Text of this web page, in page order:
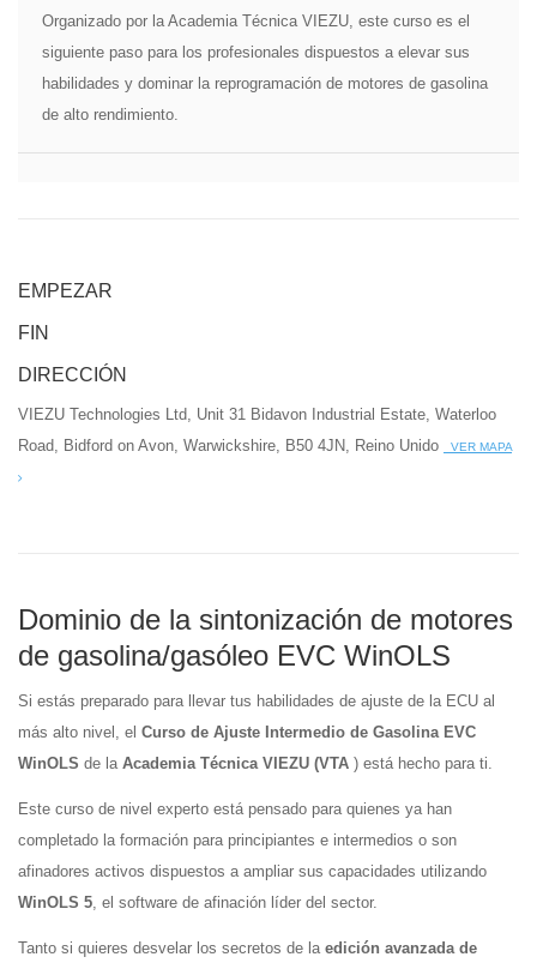
Organizado por la Academia Técnica VIEZU, este curso es el
siguiente paso para los profesionales dispuestos a elevar sus
habilidades y dominar la reprogramación de motores de gasolina
de alto rendimiento.
EMPEZAR
FIN
DIRECCIÓN
VIEZU Technologies Ltd, Unit 31 Bidavon Industrial Estate, Waterloo
Road, Bidford on Avon, Warwickshire, B50 4JN, Reino Unido
VER MAPA
Dominio de la sintonización de motores
de gasolina/gasóleo EVC WinOLS
Si estás preparado para llevar tus habilidades de ajuste de la ECU al
más alto nivel, el Curso de Ajuste Intermedio de Gasolina EVC
WinOLS de la Academia Técnica VIEZU (VTA ) está hecho para ti.
Este curso de nivel experto está pensado para quienes ya han
completado la formación para principiantes e intermedios o son
afinadores activos dispuestos a ampliar sus capacidades utilizando
WinOLS 5, el software de afinación líder del sector.
Tanto si quieres desvelar los secretos de la edición avanzada de